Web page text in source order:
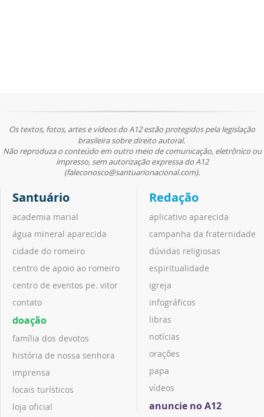
Os textos, fotos, artes e vídeos do A12 estão protegidos pela legislação
brasileira sobre direito autoral.
Não reproduza o conteúdo em outro meio de comunicação, eletrônico ou
impresso, sem autorização expressa do A12
(faleconosco@santuarionacional.com).
Santuário
academia marial
água mineral aparecida
cidade do romeiro
centro de apoio ao romeiro
centro de eventos pe. vitor
contato
doação
família dos devotos
história de nossa senhora
imprensa
locais turísticos
loja oficial
Redação
aplicativo aparecida
campanha da fraternidade
dúvidas religiosas
espiritualidade
igreja
infográficos
libras
notícias
orações
papa
vídeos
anuncie no A12